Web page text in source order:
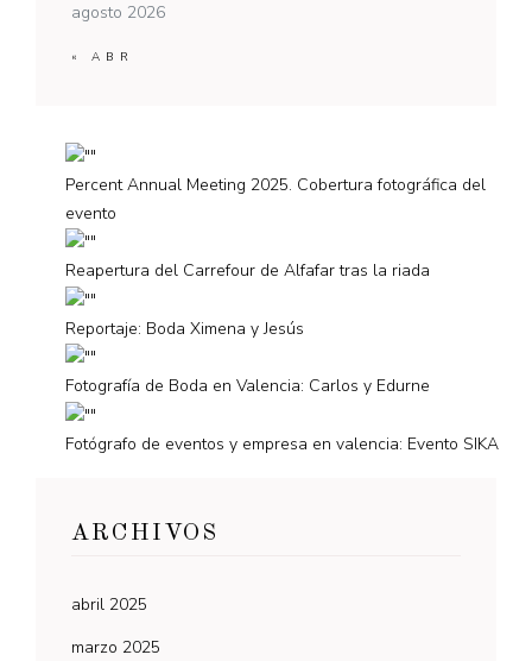
agosto 2026
« ABR
Percent Annual Meeting 2025. Cobertura fotográfica del
evento
Reapertura del Carrefour de Alfafar tras la riada
Reportaje: Boda Ximena y Jesús
Fotografía de Boda en Valencia: Carlos y Edurne
Fotógrafo de eventos y empresa en valencia: Evento SIKA
ARCHIVOS
abril 2025
marzo 2025